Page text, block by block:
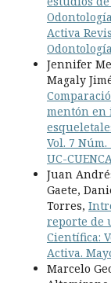
Activa
Jennifer
Magaly
mentón en
Vol. 7 Núm.
UC-
Juan
Gaete,
Torres,
reporte de
Científica:
Activa.
Marcelo